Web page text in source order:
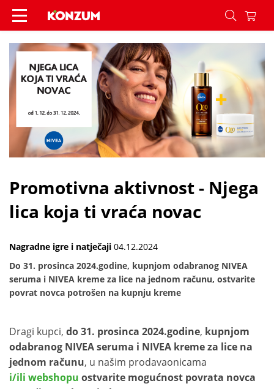
Promotivna aktivnost - Njega lica koja ti vraća
Promotivna aktivnost - Njega
lica koja ti vraća novac
Nagradne igre i natječaji 04.12.2024
Do 31. prosinca 2024.godine, kupnjom odabranog NIVEA
seruma i NIVEA kreme za lice na jednom računu, ostvarite
povrat novca potrošen na kupnju kreme
Dragi kupci, do 31. prosinca 2024.godine, kupnjom
odabranog NIVEA seruma i NIVEA kreme za lice na
jednom računu, u našim prodavaonicama
i/ili webshopu ostvarite mogućnost povrata novca